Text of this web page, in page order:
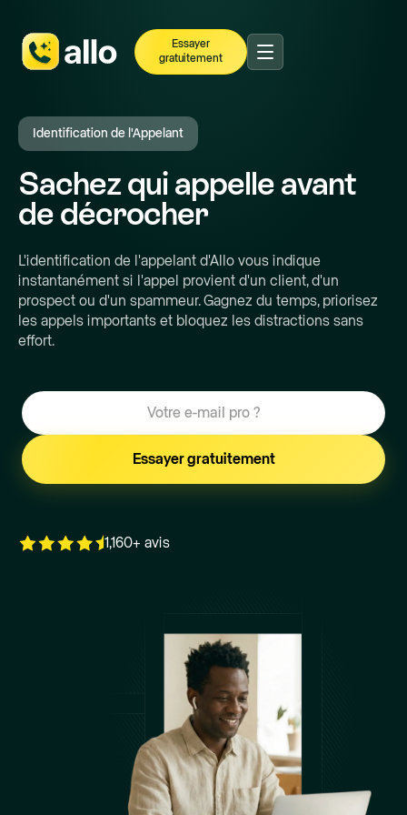
Essayer
gratuitement
Identification de l'Appelant
Sachez qui appelle avant
de décrocher
L'identification de l'appelant d'Allo vous indique
instantanément si l'appel provient d'un client, d'un
prospect ou d'un spammeur. Gagnez du temps, priorisez
les appels importants et bloquez les distractions sans
effort.
1,160+ avis